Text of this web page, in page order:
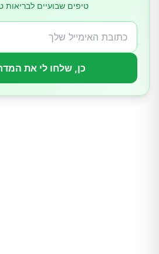
טיפים שבועיים לבריאות
כן, שלחו לי את